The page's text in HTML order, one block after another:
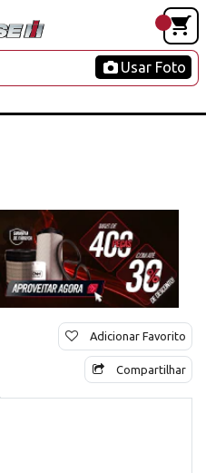
Usar Foto
Adicionar Favorito
Compartilhar